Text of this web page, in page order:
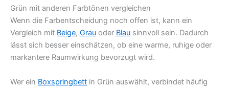
Grün mit anderen Farbtönen vergleichen
Wenn die Farbentscheidung noch offen ist, kann ein
Vergleich mit Beige, Grau oder Blau sinnvoll sein. Dadurch
lässt sich besser einschätzen, ob eine warme, ruhige oder
markantere Raumwirkung bevorzugt wird.
Wer ein Boxspringbett in Grün auswählt, verbindet häufig